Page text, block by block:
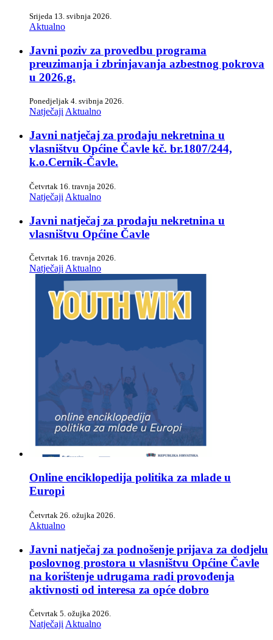
Srijeda 13. svibnja 2026.
Aktualno
Javni poziv za provedbu programa
preuzimanja i zbrinjavanja azbestnog pokrova
u 2026.g.
Ponedjeljak 4. svibnja 2026.
NatječajiAktualno
Javni natječaj za prodaju nekretnina u
vlasništvu Općine Čavle kč. br.1807/244,
k.o.Cernik-Čavle.
Četvrtak 16. travnja 2026.
Natječaji Aktualno
Javni natječaj za prodaju nekretnina u
vlasništvu Općine Čavle
Četvrtak 16. travnja 2026.
Natječaji Aktualno
Online enciklopedija politika za mlade u
Europi
Četvrtak 26. ožujka 2026.
Aktualno
Javni natječaj za podnošenje prijava za dodjelu
poslovnog prostora u vlasništvu Općine Čavle
na korištenje udrugama radi provođenja
aktivnosti od interesa za opće dobro
Četvrtak 5. ožujka 2026.
Natječaji Aktualno